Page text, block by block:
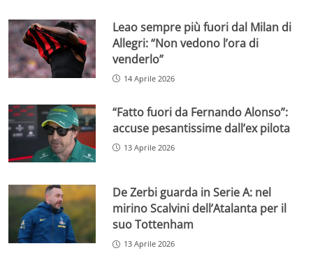
Leao sempre più fuori dal Milan di
Allegri: “Non vedono l’ora di
venderlo”
14 Aprile 2026
“Fatto fuori da Fernando Alonso”:
accuse pesantissime dall’ex pilota
13 Aprile 2026
De Zerbi guarda in Serie A: nel
mirino Scalvini dell’Atalanta per il
suo Tottenham
13 Aprile 2026